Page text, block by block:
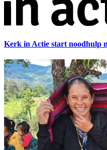
Kerk in Actie start noodhulp